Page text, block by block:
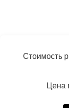
Стоимость
Цена